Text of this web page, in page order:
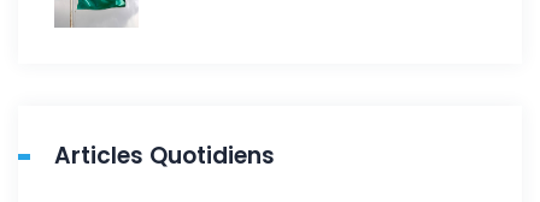
Articles Quotidiens